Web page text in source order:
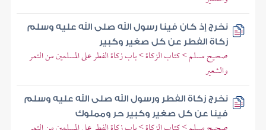
نخرج إذ كان فينا رسول الله صلى الله عليه وسلم
زكاة الفطر عن كل صغير وكبير
صحيح مسلم > كتاب الزكاة > باب زكاة الفطر على المسلمين من التمر
والشعير
نخرج زكاة الفطر ورسول الله صلى الله عليه وسلم
فينا عن كل صغير وكبير حر ومملوك